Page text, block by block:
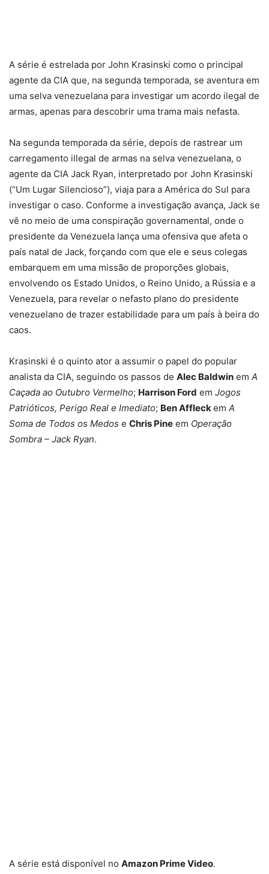
A série é estrelada por John Krasinski como o principal
agente da CIA que, na segunda temporada, se aventura em
uma selva venezuelana para investigar um acordo ilegal de
armas, apenas para descobrir uma trama mais nefasta.
Na segunda temporada da série, depois de rastrear um
carregamento illegal de armas na selva venezuelana, o
agente da CIA Jack Ryan, interpretado por John Krasinski
(“Um Lugar Silencioso”), viaja para a América do Sul para
investigar o caso. Conforme a investigação avança, Jack se
vê no meio de uma conspiração governamental, onde o
presidente da Venezuela lança uma ofensiva que afeta o
país natal de Jack, forçando com que ele e seus colegas
embarquem em uma missão de proporções globais,
envolvendo os Estado Unidos, o Reino Unido, a Rússia e a
Venezuela, para revelar o nefasto plano do presidente
venezuelano de trazer estabilidade para um país à beira do
caos.
Krasinski é o quinto ator a assumir o papel do popular
analista da CIA, seguindo os passos de Alec Baldwin em A
Caçada ao Outubro Vermelho; Harrison Ford em Jogos
Patrióticos, Perigo Real e Imediato; Ben Affleckem A
Soma de Todos os Medos e Chris Pine em Operação
Sombra – Jack Ryan.
A série está disponível no Amazon Prime Video.